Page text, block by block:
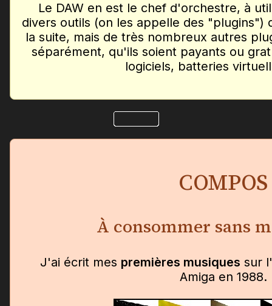
Le DAW en est le chef d'orchestre, à
divers outils (on les appelle des "plugins")
la suite, mais de très nombreux autres
séparément, qu'ils soient payants ou
logiciels, batteries
COMPOS
À consommer sans
J'ai écrit mes premières musiques sur
Amiga en 1988.